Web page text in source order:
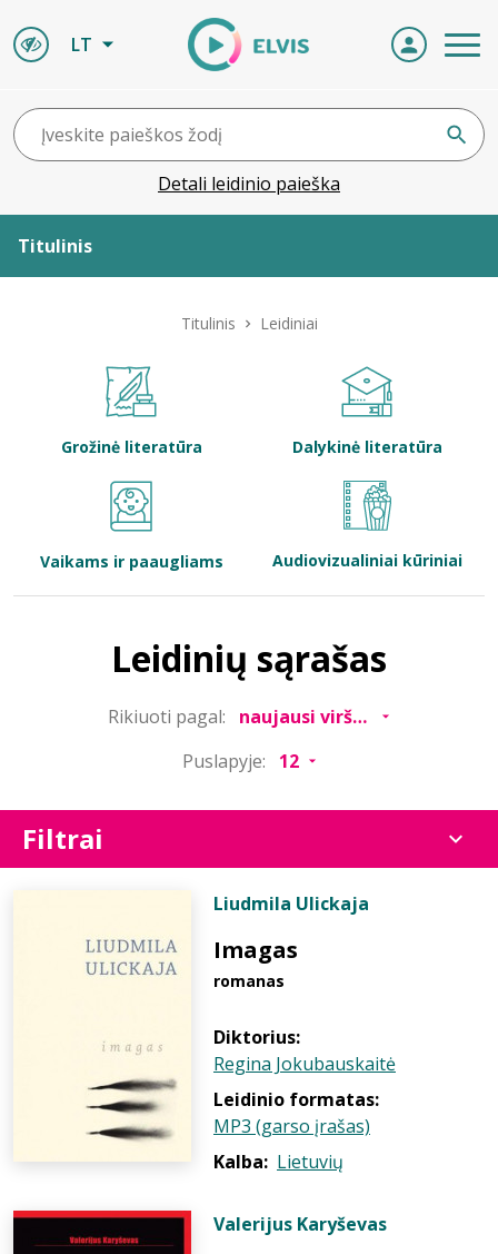
LT
Detali leidinio paieška
Titulinis
Bibliotekoms
Titulinis Leidiniai
Grožinė literatūra Dalykinė literatūra
Vaikams ir paaugliams Audiovizualiniai kūriniai
Leidinių sąrašas
Rikiuoti pagal:
Puslapyje:
Filtrai
Liudmila Ulickaja
Imagas
romanas
Diktorius:
Regina Jokubauskaitė
Leidinio formatas:
MP3 (garso įrašas)
Kalba: Lietuvių
Valerijus Karyševas